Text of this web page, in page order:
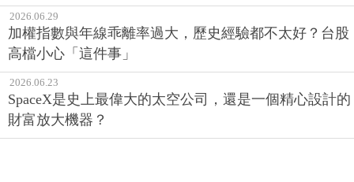
2026.06.29
加權指數與年線乖離率過大，歷史經驗都不太好？台股
高檔小心「這件事」
2026.06.23
SpaceX是史上最偉大的太空公司，還是一個精心設計的
財富放大機器？